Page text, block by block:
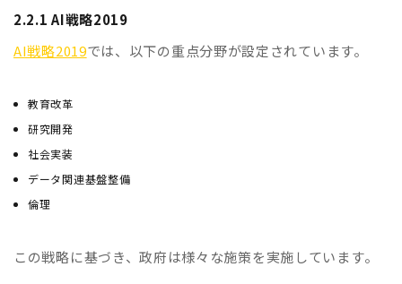
2.2.1 AI戦略2019
AI戦略2019では、以下の重点分野が設定されています。
教育改革
研究開発
社会実装
データ関連基盤整備
倫理
この戦略に基づき、政府は様々な施策を実施しています。